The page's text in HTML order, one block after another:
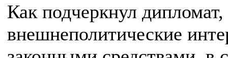
Как подчеркнул дипломат,
внешнеполитические